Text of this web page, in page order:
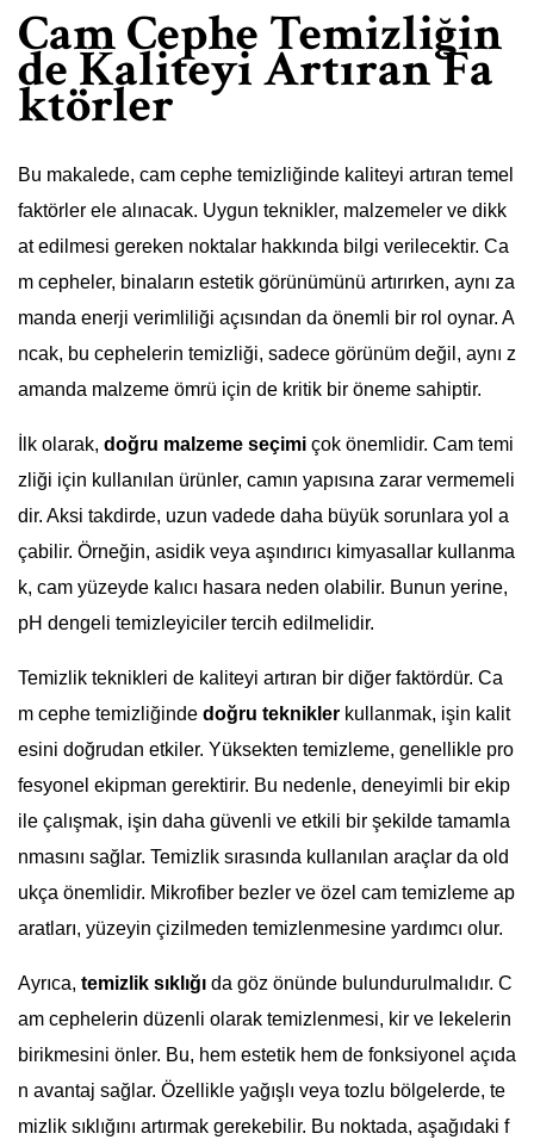
Cam Cephe Temizliğin
de Kaliteyi Artıran Fa
ktörler
Bu makalede, cam cephe temizliğinde kaliteyi artıran temel
faktörler ele alınacak. Uygun teknikler, malzemeler ve dikk
at edilmesi gereken noktalar hakkında bilgi verilecektir. Ca
m cepheler, binaların estetik görünümünü artırırken, aynı za
manda enerji verimliliği açısından da önemli bir rol oynar. A
ncak, bu cephelerin temizliği, sadece görünüm değil, aynı z
amanda malzeme ömrü için de kritik bir öneme sahiptir.
İlk olarak, doğru malzeme seçimi çok önemlidir. Cam temi
zliği için kullanılan ürünler, camın yapısına zarar vermemeli
dir. Aksi takdirde, uzun vadede daha büyük sorunlara yol a
çabilir. Örneğin, asidik veya aşındırıcı kimyasallar kullanma
k, cam yüzeyde kalıcı hasara neden olabilir. Bunun yerine,
pH dengeli temizleyiciler tercih edilmelidir.
Temizlik teknikleri de kaliteyi artıran bir diğer faktördür. Ca
m cephe temizliğinde doğru teknikler kullanmak, işin kalit
esini doğrudan etkiler. Yüksekten temizleme, genellikle pro
fesyonel ekipman gerektirir. Bu nedenle, deneyimli bir ekip
ile çalışmak, işin daha güvenli ve etkili bir şekilde tamamla
nmasını sağlar. Temizlik sırasında kullanılan araçlar da old
ukça önemlidir. Mikrofiber bezler ve özel cam temizleme ap
aratları, yüzeyin çizilmeden temizlenmesine yardımcı olur.
Ayrıca, temizlik sıklığı da göz önünde bulundurulmalıdır. C
am cephelerin düzenli olarak temizlenmesi, kir ve lekelerin
birikmesini önler. Bu, hem estetik hem de fonksiyonel açıda
n avantaj sağlar. Özellikle yağışlı veya tozlu bölgelerde, te
mizlik sıklığını artırmak gerekebilir. Bu noktada, aşağıdaki f